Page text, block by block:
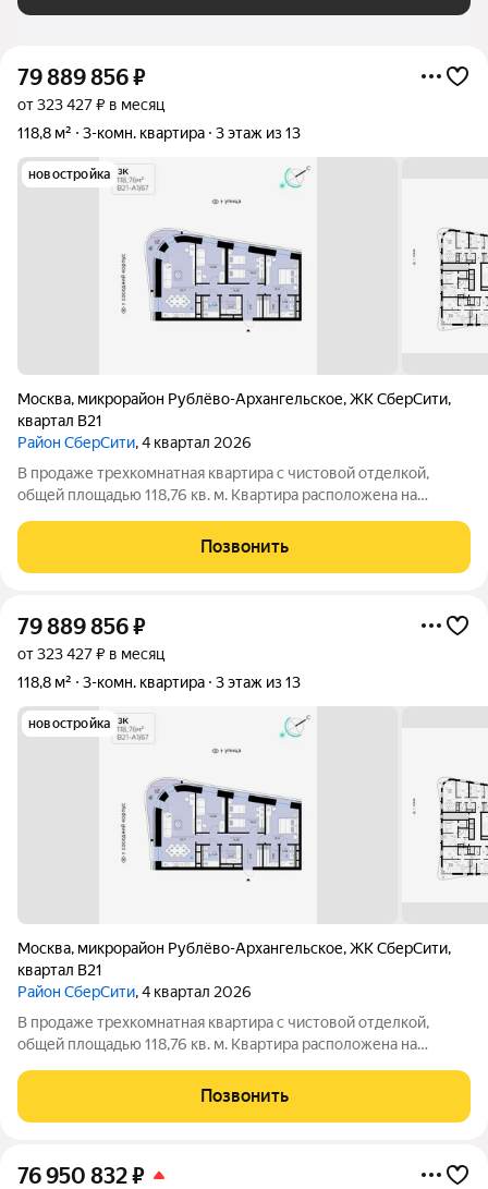
79 889 856₽
от 323 427 ₽ в месяц
118,8 м²
3-комн. квартира 3 этаж из 13
новостройка
Москва, микрорайон Рублёво-Архангельское,ЖК СберCити,
квартал В21
Район СберСити, 4 квартал 2026
В продаже трехкомнатная квартира с чистовой отделкой,
общей площадью 118,76 кв. м. Квартира расположена на
Адвансд в новом районе СберСити, который строит Сбер. Дом
находится на второй береговой
Позвонить
79 889 856₽
от 323 427 ₽ в месяц
118,8 м²
3-комн. квартира 3 этаж из 13
новостройка
Москва, микрорайон Рублёво-Архангельское,ЖК СберCити,
квартал В21
Район СберСити, 4 квартал 2026
В продаже трехкомнатная квартира с чистовой отделкой,
общей площадью 118,76 кв. м. Квартира расположена на
Адвансд в новом районе СберСити, который строит Сбер. Дом
находится на второй береговой
Позвонить
76 950 832₽